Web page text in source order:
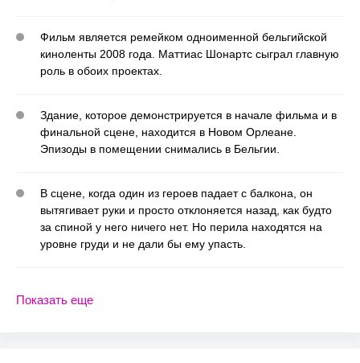
Фильм является ремейком одноименной бельгийской
киноленты 2008 года. Маттиас Шонартс сыграл главную
роль в обоих проектах.
Здание, которое демонстрируется в начале фильма и в
финальной сцене, находится в Новом Орлеане.
Эпизоды в помещении снимались в Бельгии.
В сцене, когда один из героев падает с балкона, он
вытягивает руки и просто отклоняется назад, как будто
за спиной у него ничего нет. Но перила находятся на
уровне груди и не дали бы ему упасть.
Показать еще